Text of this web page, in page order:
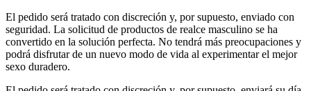
El pedido será tratado con discreción y, por supuesto, enviado con
seguridad. La solicitud de productos de realce masculino se ha
convertido en la solución perfecta. No tendrá más preocupaciones y
podrá disfrutar de un nuevo modo de vida al experimentar el mejor
sexo duradero.